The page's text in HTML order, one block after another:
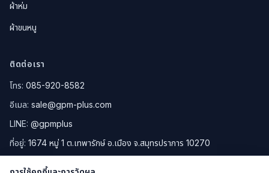
ผ้าห่ม
ผ้าขนหนู
ติดต่อเรา
โทร: 085-920-8582
อีเมล: sale@gpm-plus.com
LINE: @gpmplus
ที่อยู่: 1674 หมู่ 1 ต.เทพารักษ์ อ.เมือง จ.สมุทรปราการ 10270